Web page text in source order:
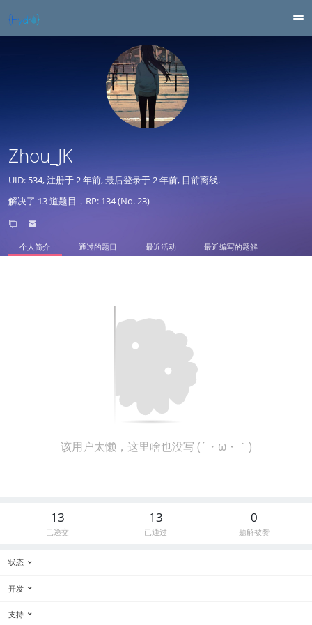
Zhou_JK
UID: 534, 注册于2 年前, 最后登录于2 年前, 目前离线.
解决了 13 道题目，RP: 134 (No. 23)
个人简介 通过的题目 最近活动 最近编写的题解
该用户太懒，这里啥也没写 (´・ω・｀)
13
已递交
13
已通过
0
题解被赞
状态
开发
支持